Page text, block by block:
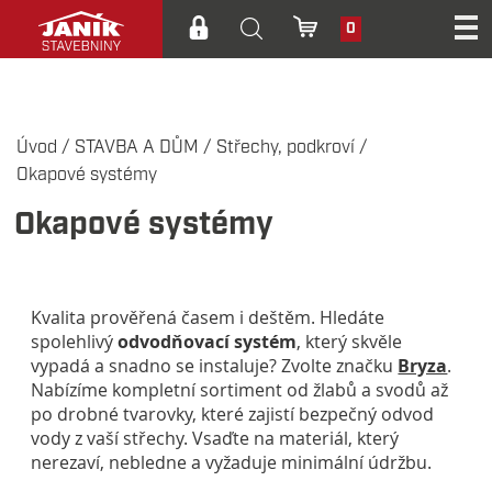
0
Úvod / STAVBA A DŮM / Střechy, podkroví /
Okapové systémy
Okapové systémy
Kvalita prověřená časem i deštěm. Hledáte
spolehlivýodvodňovací systém, který skvěle
vypadá a snadno se instaluje? Zvolte značku Bryza.
Nabízíme kompletní sortiment od žlabů a svodů až
po drobné tvarovky, které zajistí bezpečný odvod
vody z vaší střechy. Vsaďte na materiál, který
nerezaví, nebledne a vyžaduje minimální údržbu.